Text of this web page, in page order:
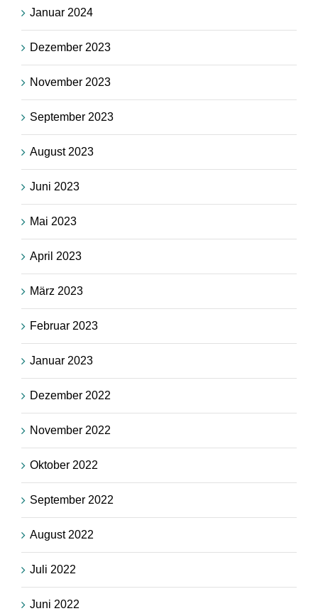
Januar 2024
Dezember 2023
November 2023
September 2023
August 2023
Juni 2023
Mai 2023
April 2023
März 2023
Februar 2023
Januar 2023
Dezember 2022
November 2022
Oktober 2022
September 2022
August 2022
Juli 2022
Juni 2022